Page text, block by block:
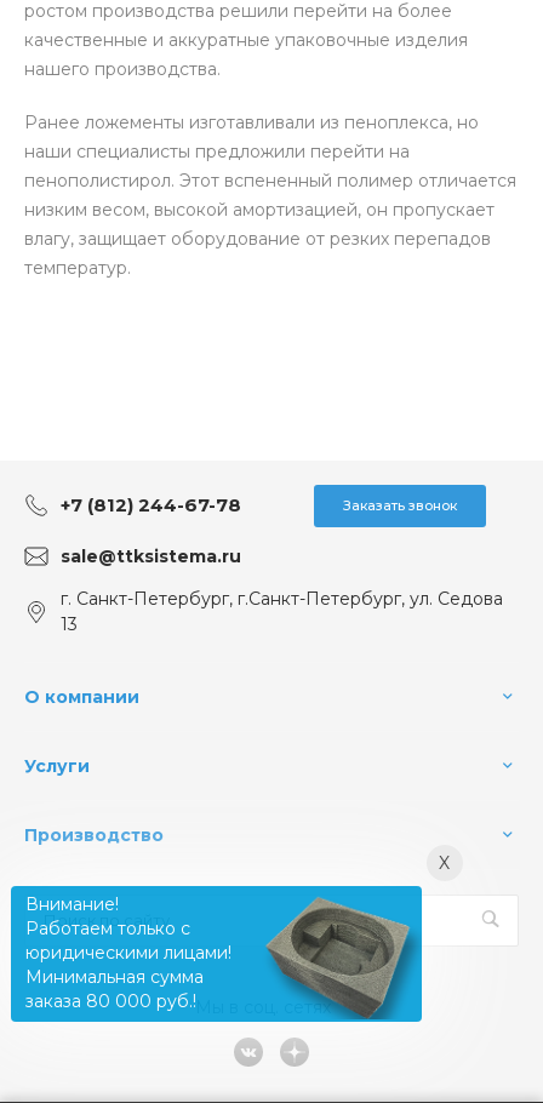
ростом производства решили перейти на более
качественные и аккуратные упаковочные изделия
нашего производства.
Ранее ложементы изготавливали из пеноплекса, но
наши специалисты предложили перейти на
пенополистирол. Этот вспененный полимер отличается
низким весом, высокой амортизацией, он пропускает
влагу, защищает оборудование от резких перепадов
температур.
+7 (812) 244-67-78 Заказать звонок
sale@ttksistema.ru
г. Санкт-Петербург, г.Санкт-Петербург, ул. Седова
13
О компании
Услуги
Производство
Мы в соц. сетях
X
Внимание!
Работаем только с
юридическими лицами!
Минимальная сумма
заказа 80 000 руб.!